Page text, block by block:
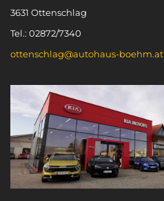
3631 Ottenschlag
Tel.: 02872/7340
ottenschlag@autohaus-boehm.at